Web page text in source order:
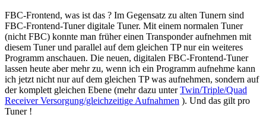
FBC-Frontend, was ist das ? Im Gegensatz zu alten Tunern sind
FBC-Frontend-Tuner digitale Tuner. Mit einem normalen Tuner
(nicht FBC) konnte man früher einen Transponder aufnehmen mit
diesem Tuner und parallel auf dem gleichen TP nur ein weiteres
Programm anschauen. Die neuen, digitalen FBC-Frontend-Tuner
lassen heute aber mehr zu, wenn ich ein Programm aufnehme kann
ich jetzt nicht nur auf dem gleichen TP was aufnehmen, sondern auf
der komplett gleichen Ebene (mehr dazu unterTwin/Triple/Quad
Receiver Versorgung/gleichzeitige Aufnahmen ). Und das gilt pro
Tuner !